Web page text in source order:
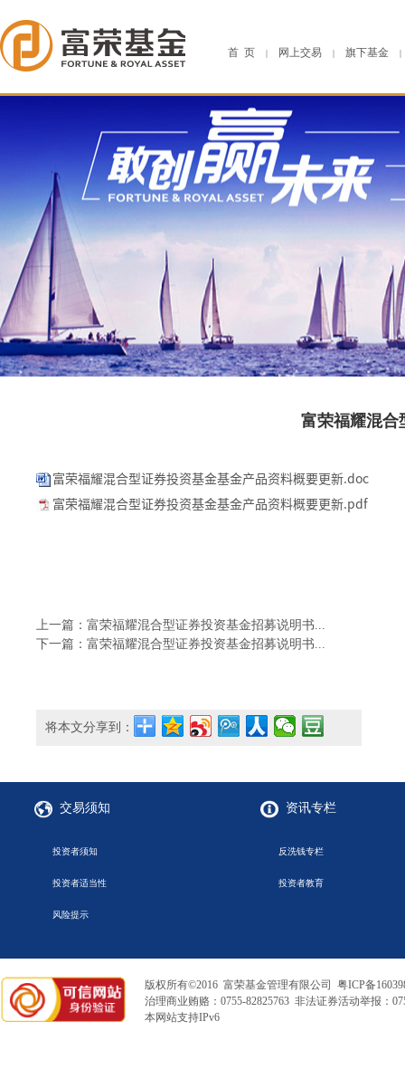
首 页 | 网上交易 | 旗下基金 |
富荣福耀混合
富荣福耀混合型证券投资基金基金产品资料概要更新.doc
富荣福耀混合型证券投资基金基金产品资料概要更新.pdf
上一篇：富荣福耀混合型证券投资基金招募说明书...
下一篇：富荣福耀混合型证券投资基金招募说明书...
将本文分享到：
交易须知
投资者须知
投资者适当性
风险提示
资讯专栏
反洗钱专栏
投资者教育
版权所有©2016 富荣基金管理有限公司 粤ICP备
治理商业贿赂：0755-82825763 非法证券活动举报：
本网站支持IPv6